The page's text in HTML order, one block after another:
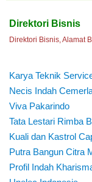
Direktori Bisnis
Direktori Bisnis, Alamat
Karya Teknik
Necis Indah
Viva Pakarindo
Tata Lestari Rimba
Kuali dan Kastrol
Putra Bangun Citra
Profil Indah